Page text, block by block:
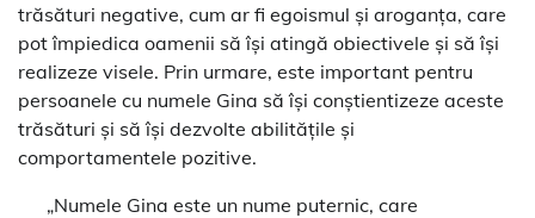
trăsături negative, cum ar fi egoismul și aroganța, care
pot împiedica oamenii să își atingă obiectivele și să își
realizeze visele. Prin urmare, este important pentru
persoanele cu numele Gina să își conștientizeze aceste
trăsături și să își dezvolte abilitățile și
comportamentele pozitive.
„Numele Gina este un nume puternic, care